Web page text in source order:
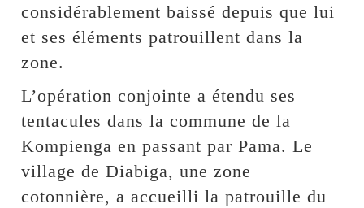
considérablement baissé depuis que lui
et ses éléments patrouillent dans la
zone.
L’opération conjointe a étendu ses
tentacules dans la commune de la
Kompienga en passant par Pama. Le
village de Diabiga, une zone
cotonnière, a accueilli la patrouille du